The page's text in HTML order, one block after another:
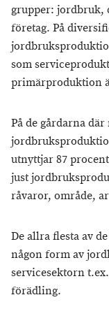
grupper: jordbruk,
företag. På
som
primärproduktion
På de gårdarna
utnyttjar 87
just
råvaror, område,
De allra flesta av
någon form av
servicesektorn
förädling.